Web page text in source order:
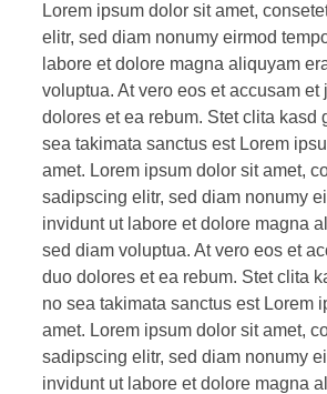
Lorem ipsum dolor sit amet,
elitr, sed diam nonumy eirmod
labore et dolore magna aliquyam
voluptua. At vero eos et accusam et
dolores et ea rebum. Stet clita kasd
sea takimata sanctus est Lorem
amet. Lorem ipsum dolor sit amet,
sadipscing elitr, sed diam nonumy
invidunt ut labore et dolore magna
sed diam voluptua. At vero eos et
duo dolores et ea rebum. Stet clita
no sea takimata sanctus est Lorem
amet. Lorem ipsum dolor sit amet,
sadipscing elitr, sed diam nonumy
invidunt ut labore et dolore magna